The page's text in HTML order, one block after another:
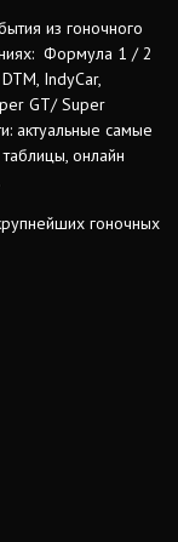
из гоночного
Формула 1 / 2
IndyCar,
GT/ Super
актуальные самые
онлайн
гоночных